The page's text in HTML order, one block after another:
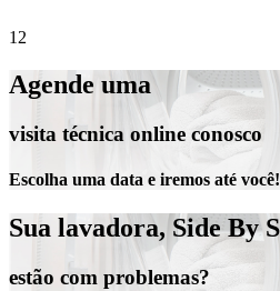
1 2
Agende uma
visita técnica online conosco
Escolha uma data e iremos até você!
Sua lavadora, Side By
estão com problemas?